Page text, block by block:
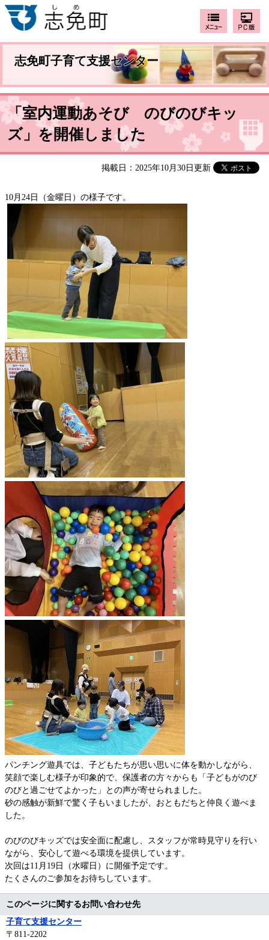
志免町子育て支援センター
「室内運動あそび のびのびキッ
ズ」を開催しました
掲載日：2025年10月30日更新
10月24日（金曜日）の様子です。
​パンチング遊具では、子どもたちが思い思いに体を動かしながら、
笑顔で楽しむ様子が印象的で、保護者の方々からも「子どもがのび
のびと過ごせてよかった」との声が寄せられました。
​砂の感触が新鮮で驚く子もいましたが、おともだちと仲良く遊べま
した。
のびのびキッズでは安全面に配慮し、スタッフが常時見守りを行い
ながら、安心して遊べる環境を提供しています。
次回は11月19日（水曜日）に開催予定です。
たくさんのご参加をお待ちしています。
このページに関するお問い合わせ先
子育て支援センター
〒811-2202